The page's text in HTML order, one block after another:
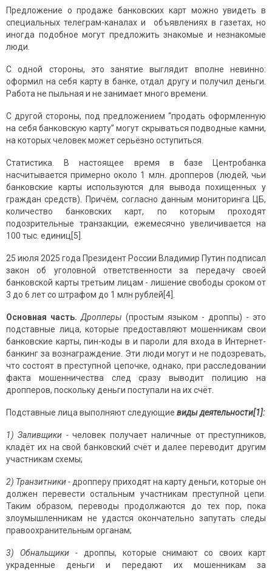
Предложение о продаже банковских карт можно увидеть в
специальных телеграм-каналах и объявлениях в газетах, но
иногда подобное могут предложить знакомые и незнакомые
люди.
С одной стороны, это занятие выглядит вполне невинно:
оформил на себя карту в банке, отдал другу и получил деньги.
Работа не пыльная и не занимает много времени.
С другой стороны, под предложением “продать оформленную
на себя банковскую карту” могут скрываться подводные камни,
на которых человек может серьёзно оступиться.
Статистика. В настоящее время в базе Центробанка
насчитывается примерно около 1 млн. дропперов (людей, чьи
банковские карты используются для вывода похищенных у
граждан средств). Причём, согласно данным мониторинга ЦБ,
количество банковских карт, по которым проходят
подозрительные транзакции, ежемесячно увеличивается на
100 тыс. единиц[5].
25 июля 2025 года Президент России Владимир Путин подписал
закон об уголовной ответственности за передачу своей
банковской карты третьим лицам - лишение свободы сроком от
3 до 6 лет со штрафом до 1 млн рублей[4].
Основная часть. Дропперы (простым языком - дроппы) - это
подставные лица, которые предоставляют мошенникам свои
банковские карты, пин-коды в и пароли для входа в Интернет-
банкинг за вознаграждение. Эти люди могут и не подозревать,
что состоят в преступной цепочке, однако, при расследовании
факта мошенничества след сразу выводит полицию на
дропперов, поскольку деньги поступали на их счёт.
Подставные лица выполняют следующие виды деятельности[1]:
1) Заливщики -человек получает наличные от преступников,
кладёт их на свой банковский счёт и далее переводит другим
участникам схемы;
2) Транзитники - дропперу приходят на карту деньги, которые он
должен перевести остальным участникам преступной цепи.
Таким образом, переводы продолжаются до тех пор, пока
злоумышленникам не удастся окончательно запутать следы
правоохранительным органам;
3) Обнальщики - дроппы, которые снимают со своих карт
украденные деньги и передают их мошенникам за